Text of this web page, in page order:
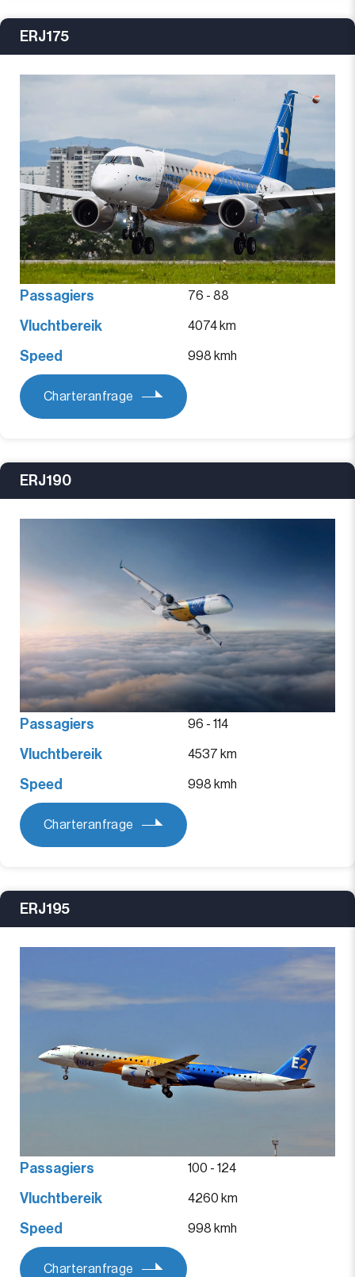
ERJ175
Passagiers 76 - 88
Vluchtbereik 4074 km
Speed 998 kmh
Charteranfrage
ERJ190
Passagiers 96 - 114
Vluchtbereik 4537 km
Speed 998 kmh
Charteranfrage
ERJ195
Passagiers 100 - 124
Vluchtbereik 4260 km
Speed 998 kmh
Charteranfrage